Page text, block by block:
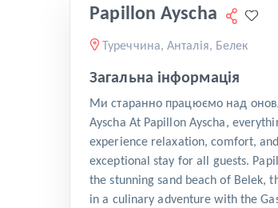
Papillon Ayscha
Туреччина, Анталія, Белек
Загальна інформація
Ми старанно працюємо над
Ayscha At Papillon Ayscha,
experience relaxation, comfort,
exceptional stay for all guests.
the stunning sand beach of Belek,
in a culinary adventure with the